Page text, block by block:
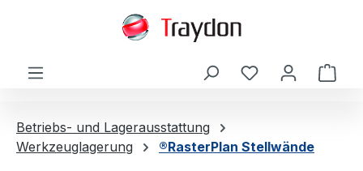
Betriebs- und Lagerausstattung
Werkzeuglagerung
®RasterPlan Stellwände